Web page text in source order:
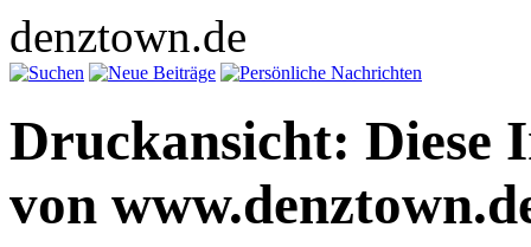
denztown.de
Druckansicht: Diese
von